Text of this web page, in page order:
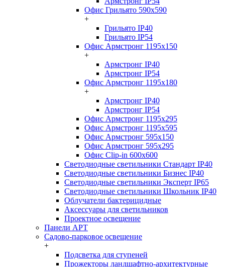
Офис Грильято 590x590
+
Грильято IP40
Грильято IP54
Офис Армстронг 1195x150
+
Армстронг IP40
Армстронг IP54
Офис Армстронг 1195x180
+
Армстронг IP40
Армстронг IP54
Офис Армстронг 1195x295
Офис Армстронг 1195x595
Офис Армстронг 595x150
Офис Армстронг 595x295
Офис Clip-in 600x600
Светодиодные светильники Стандарт IP40
Светодиодные светильники Бизнес IP40
Светодиодные светильники Эксперт IP65
Светодиодные светильники Школьник IP40
Облучатели бактерицидные
Аксессуары для светильников
Проектное освещение
Панели АРТ
Садово-парковое освещение
+
Подсветка для ступеней
Прожекторы ландшафтно-архитектурные